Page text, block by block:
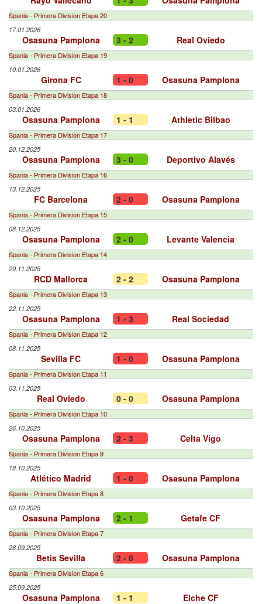
Spania - Primera Division Etapa 20
17.01.2026
Osasuna Pamplona 3 - 2 Real Oviedo
Spania - Primera Division Etapa 19
10.01.2026
Girona FC 1 - 0 Osasuna Pamplona
Spania - Primera Division Etapa 18
03.01.2026
Osasuna Pamplona 1 - 1 Athletic Bilbao
Spania - Primera Division Etapa 17
20.12.2025
Osasuna Pamplona 3 - 0 Deportivo Alavés
Spania - Primera Division Etapa 16
13.12.2025
FC Barcelona 2 - 0 Osasuna Pamplona
Spania - Primera Division Etapa 15
08.12.2025
Osasuna Pamplona 2 - 0 Levante Valencia
Spania - Primera Division Etapa 14
29.11.2025
RCD Mallorca 2 - 2 Osasuna Pamplona
Spania - Primera Division Etapa 13
22.11.2025
Osasuna Pamplona 1 - 3 Real Sociedad
Spania - Primera Division Etapa 12
08.11.2025
Sevilla FC 1 - 0 Osasuna Pamplona
Spania - Primera Division Etapa 11
03.11.2025
Real Oviedo 0 - 0 Osasuna Pamplona
Spania - Primera Division Etapa 10
26.10.2025
Osasuna Pamplona 2 - 3 Celta Vigo
Spania - Primera Division Etapa 9
18.10.2025
Atlético Madrid 1 - 0 Osasuna Pamplona
Spania - Primera Division Etapa 8
03.10.2025
Osasuna Pamplona 2 - 1 Getafe CF
Spania - Primera Division Etapa 7
28.09.2025
Betis Sevilla 2 - 0 Osasuna Pamplona
Spania - Primera Division Etapa 6
25.09.2025
Osasuna Pamplona 1 - 1 Elche CF